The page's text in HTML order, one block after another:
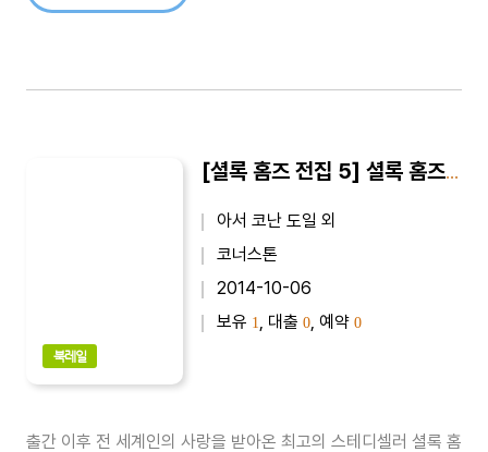
북레일
[셜록 홈즈 전집 5] 셜록 홈즈의 모험
아서 코난 도일 외
코너스톤
2014-10-06
보유 1, 대출 0, 예약 0
출간 이후 전 세계인의 사랑을 받아온 최고의 스테디셀러 셜록 홈